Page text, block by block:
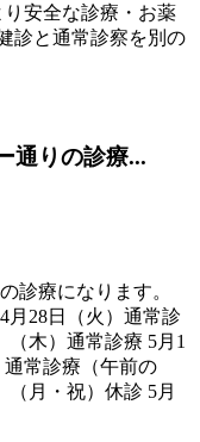
安全な診療・お薬
診と通常診察を別の
通りの診療...
診療になります。
28日（火）通常診
木）通常診療 5月1
常診療（午前の
月・祝）休診 5月